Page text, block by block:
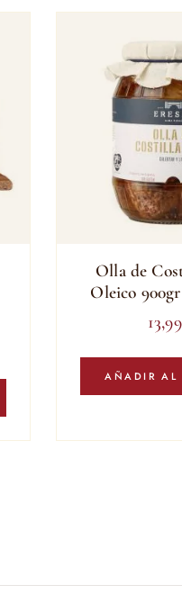
Olla de
Oleico
13,99
AÑADIR AL